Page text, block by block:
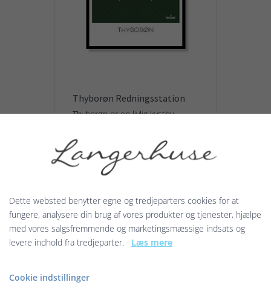
Thyborøn Redningsstation
Thyborøn er en livlig kystby
Vestjylland. Byen er kendt for sit
aktive fiskeri og sin pulserende
turisme...
129,00 kr.
Vis produkt
Dette websted benytter egne og tredjeparters cookies for at
fungere, analysere din brug af vores produkter og tjenester, hjælpe
med vores salgsfremmende og marketingsmæssige indsats og
levere indhold fra tredjeparter. Læs mere
Cookie indstillinger